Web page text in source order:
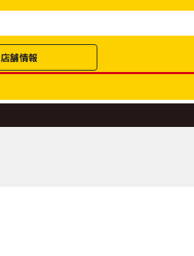
店舗情報